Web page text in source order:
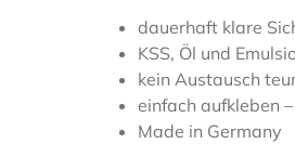
dauerhaft klare
KSS, Öl und
kein Austausch
einfach aufkleben
Made in Germany